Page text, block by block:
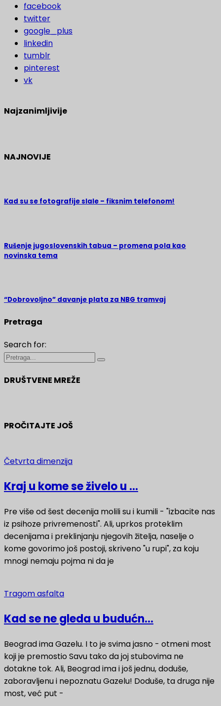
facebook
twitter
google_plus
linkedin
tumblr
pinterest
vk
Najzanimljivije
NAJNOVIJE
Kad su se fotografije slale – fiksnim telefonom!
Rušenje jugoslovenskih tabua – promena pola kao
novinska tema
“Dobrovoljno” davanje plata za NBG tramvaj
Pretraga
Search for:
DRUŠTVENE MREŽE
PROČITAJTE JOŠ
Četvrta dimenzija
Kraj u kome se živelo u ...
Pre više od šest decenija molili su i kumili - "izbacite nas
iz psihoze privremenosti". Ali, uprkos proteklim
decenijama i preklinjanju njegovih žitelja, naselje o
kome govorimo još postoji, skriveno "u rupi", za koju
mnogi nemaju pojma ni da je
Tragom asfalta
Kad se ne gleda u budućn...
Beograd ima Gazelu. I to je svima jasno - otmeni most
koji je premostio Savu tako da joj stubovima ne
dotakne tok. Ali, Beograd ima i još jednu, doduše,
zaboravljenu i nepoznatu Gazelu! Doduše, ta druga nije
most, već put -